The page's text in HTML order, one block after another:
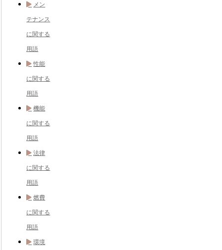
メン
テナンス
に関する
用語
性能
に関する
用語
機能
に関する
用語
法律
に関する
用語
燃費
に関する
用語
環境